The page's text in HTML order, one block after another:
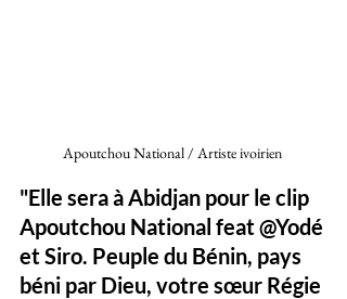
Apoutchou National / Artiste ivoirien
"Elle sera à Abidjan pour le clip
Apoutchou National feat @Yodé
et Siro. Peuple du Bénin, pays
béni par Dieu, votre sœur Régie